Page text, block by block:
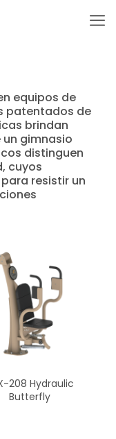
equipos de
patentados de
brindan
un gimnasio
distinguen
cuyos
resistir un
208 Hydraulic
Butterfly